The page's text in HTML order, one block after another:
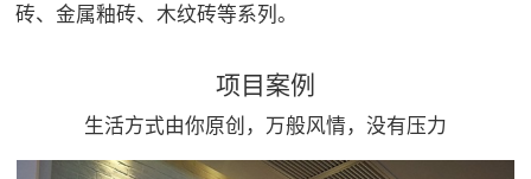
砖、金属釉砖、木纹砖等系列。
项目案例
生活方式由你原创，万般风情，没有压力